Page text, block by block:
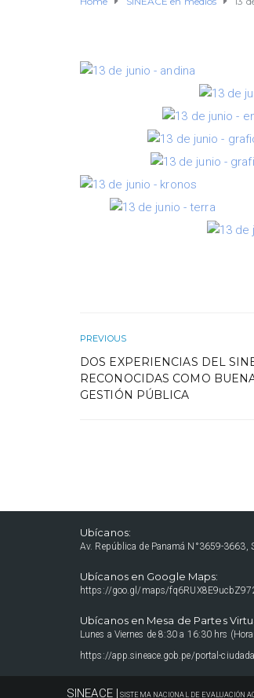
PREVIOUS
DOS EXPERIENCIAS DEL
RECONOCIDAS COMO
GESTIÓN PÚBLICA
Ubícanos:
Av. República de Panamá N°3659-3663,
Ubícanos en Google Maps:
https://goo.gl/maps/
Ubícanos en Mesa de Partes
Lunes a Viernes de 8:30 a 16:30 hrs
https://app.sineace.gob.pe/portal-
SINEACE | SISTEMA NACIONAL DE EVALUACIÓN